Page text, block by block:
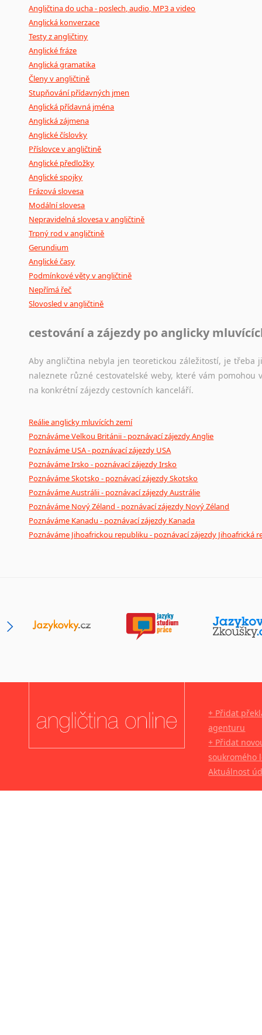
Angličtina do ucha - poslech, audio, MP3 a video
Anglická konverzace
Testy z angličtiny
Anglické fráze
Anglická gramatika
Členy v angličtině
Stupňování přídavných jmen
Anglická přídavná jména
Anglická zájmena
Anglické číslovky
Příslovce v angličtině
Anglické předložky
Anglické spojky
Frázová slovesa
Modální slovesa
Nepravidelná slovesa v angličtině
Trpný rod v angličtině
Gerundium
Anglické časy
Podmínkové věty v angličtině
Nepřímá řeč
Slovosled v angličtině
cestování a zájezdy po anglicky
Aby angličtina nebyla jen teoretickou záležitostí, je
naleznete různé cestovatelské weby, které vám
na konkrétní zájezdy cestovních kanceláří.
Reálie anglicky mluvících zemí
Poznáváme Velkou Británii - poznávací zájezdy Anglie
Poznáváme USA - poznávací zájezdy USA
Poznáváme Irsko - poznávací zájezdy Irsko
Poznáváme Skotsko - poznávací zájezdy Skotsko
Poznáváme Austrálii - poznávací zájezdy Austrálie
Poznáváme Nový Zéland - poznávací zájezdy Nový Zéland
Poznáváme Kanadu - poznávací zájezdy Kanada
Poznáváme Jihoafrickou republiku - poznávací zájezdy Jihoafrická
+ Přidat
agenturu
+ Přidat
soukromého
Aktuálnost